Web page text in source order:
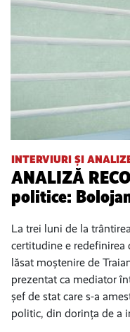
INTERVIURI ȘI
ANALIZĂ
politice:
La trei luni de la
certitudine e redefinirea
lăsat moștenire de
prezentat ca mediator
șef de stat care s-a
politic, din dorința de a